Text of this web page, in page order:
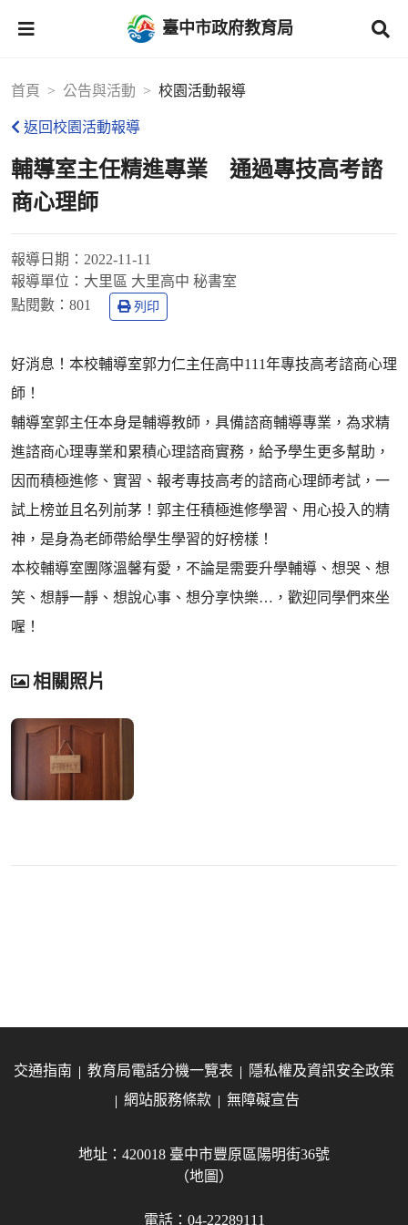
臺中市政府教育局
首頁 公告與活動 校園活動報導
返回校園活動報導
輔導室主任精進專業 通過專技高考諮
商心理師
報導日期： 2022-11-11
報導單位： 大里區 大里高中 秘書室
點閱數： 801 列印
好消息！本校輔導室郭力仁主任高中111年專技高考諮商心理
師！
輔導室郭主任本身是輔導教師，具備諮商輔導專業，為求精
進諮商心理專業和累積心理諮商實務，給予學生更多幫助，
因而積極進修、實習、報考專技高考的諮商心理師考試，一
試上榜並且名列前茅！郭主任積極進修學習、用心投入的精
神，是身為老師帶給學生學習的好榜樣！
本校輔導室團隊溫馨有愛，不論是需要升學輔導、想哭、想
笑、想靜一靜、想說心事、想分享快樂…，歡迎同學們來坐
喔！
相關照片
交通指南 教育局電話分機一覽表
隱私權及資訊安全政策
網站服務條款
無障礙宣告
地址：420018 臺中市豐原區陽明街36號
（地圖）
電話：04-22289111